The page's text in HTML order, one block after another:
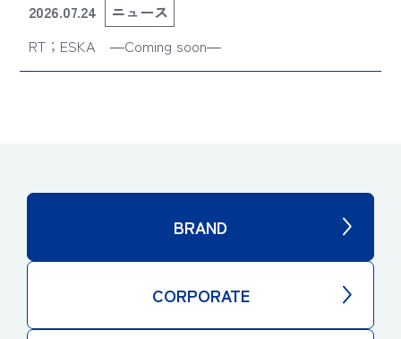
2026.07.24
ニュース
RT；ESKA ―Coming soon―
BRAND
CORPORATE